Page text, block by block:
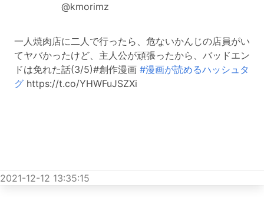
@kmorimz
一人焼肉店に二人で行ったら、危ないかんじの店員がい
てヤバかったけど、主人公が頑張ったから、バッドエン
ドは免れた話(3/5)#創作漫画 #漫画が読めるハッシュタ
グ https://t.co/YHWFuJSZXi
2021-12-12 13:35:15